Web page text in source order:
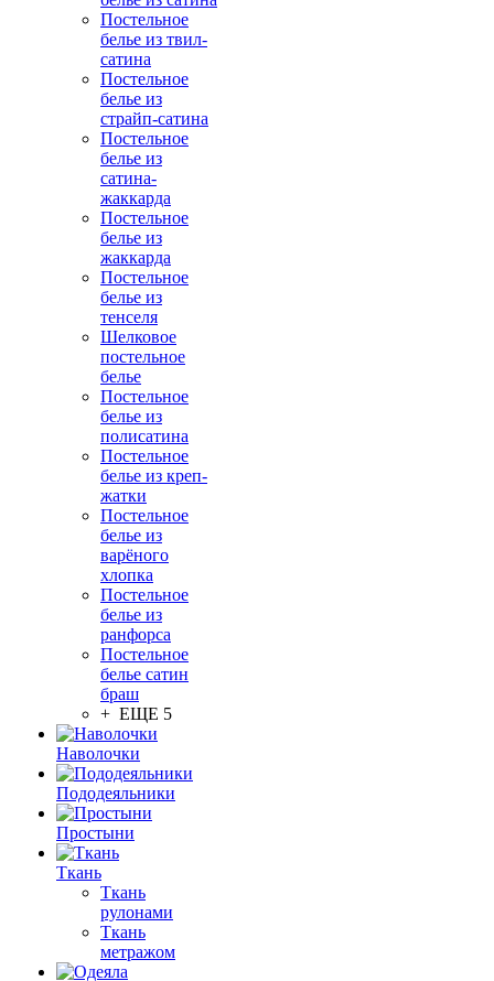
Постельное
белье из твил-
сатина
Постельное
белье из
страйп-сатина
Постельное
белье из
сатина-
жаккарда
Постельное
белье из
жаккарда
Постельное
белье из
тенселя
Шелковое
постельное
белье
Постельное
белье из
полисатина
Постельное
белье из креп-
жатки
Постельное
белье из
варёного
хлопка
Постельное
белье из
ранфорса
Постельное
белье сатин
браш
+ ЕЩЕ 5
Наволочки
Пододеяльники
Простыни
Ткань
Ткань
рулонами
Ткань
метражом